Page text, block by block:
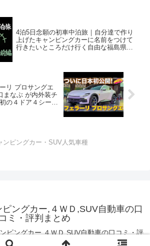
4泊5日念願の初車中泊旅｜自分達で作り
上げたキャンピングカーに名前をつけて
行きたいところだけ行く自由な福島県新
リ プロサングエ
まなぶ が内外装チ
の４ドア４シータ
ンピングカー・SUV人気車種
ピングカー,４ＷＤ,SUV自動車の口
コミ・評判まとめ
ピングカー,４ＷＤ,SUV自動車の口コミ・評